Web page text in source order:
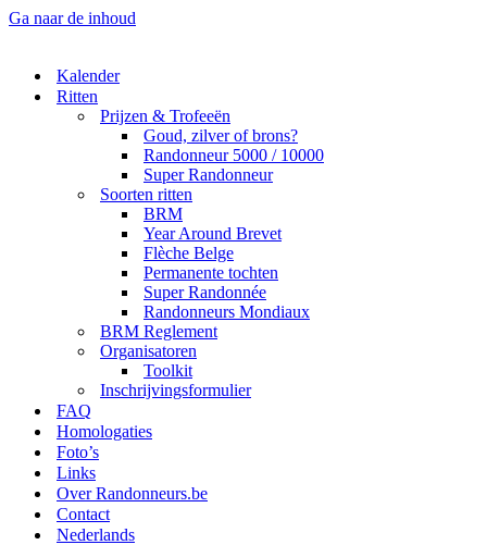
Ga naar de inhoud
Kalender
Ritten
Prijzen & Trofeeën
Goud, zilver of brons?
Randonneur 5000 / 10000
Super Randonneur
Soorten ritten
BRM
Year Around Brevet
Flèche Belge
Permanente tochten
Super Randonnée
Randonneurs Mondiaux
BRM Reglement
Organisatoren
Toolkit
Inschrijvingsformulier
FAQ
Homologaties
Foto’s
Links
Over Randonneurs.be
Contact
Nederlands